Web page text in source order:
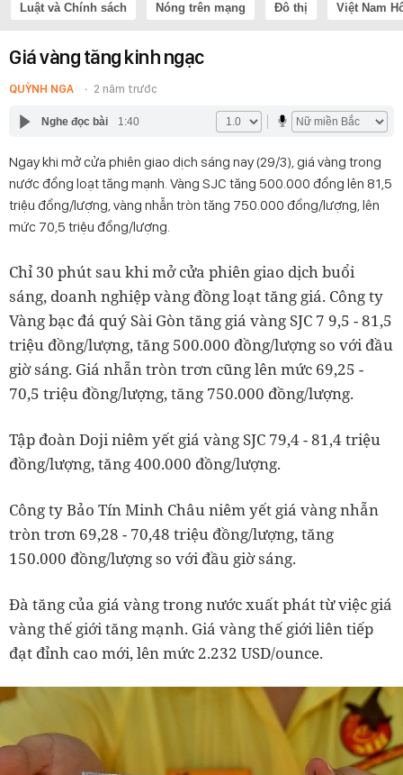
Luật và Chính sách Nóng trên mạng Đô thị Việt Nam
Giá vàng tăng kinh ngạc
QUỲNH NGA 2 năm trước
Nghe đọc bài 1:40
Ngay khi mở cửa phiên giao dịch sáng nay (29/3), giá vàng trong
nước đồng loạt tăng mạnh. Vàng SJC tăng 500.000 đồng lên 81,5
triệu đồng/lượng, vàng nhẫn tròn tăng 750.000 đồng/lượng, lên
mức 70,5 triệu đồng/lượng.
Chỉ 30 phút sau khi mở cửa phiên giao dịch buổi
sáng, doanh nghiệp vàng đồng loạt tăng giá. Công ty
Vàng bạc đá quý Sài Gòn tăng giá vàng SJC 7 9,5 - 81,5
triệu đồng/lượng, tăng 500.000 đồng/lượng so với đầu
giờ sáng. Giá nhẫn tròn trơn cũng lên mức 69,25 -
70,5 triệu đồng/lượng, tăng 750.000 đồng/lượng.
Tập đoàn Doji niêm yết giá vàng SJC 79,4 - 81,4 triệu
đồng/lượng, tăng 400.000 đồng/lượng.
Công ty Bảo Tín Minh Châu niêm yết giá vàng nhẫn
tròn trơn 69,28 - 70,48 triệu đồng/lượng, tăng
150.000 đồng/lượng so với đầu giờ sáng.
Đà tăng của giá vàng trong nước xuất phát từ việc giá
vàng thế giới tăng mạnh. Giá vàng thế giới liên tiếp
đạt đỉnh cao mới, lên mức 2.232 USD/ounce.